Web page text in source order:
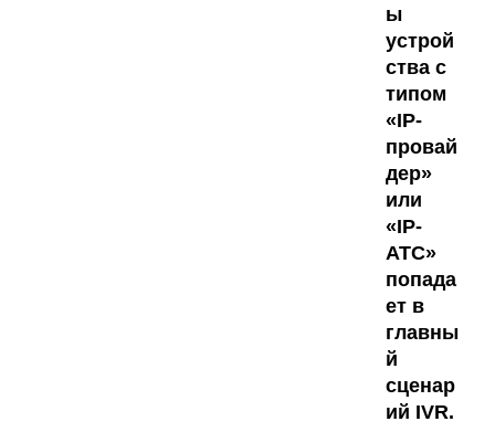
ы
устрой
ства с
типом
«IP-
провай
дер»
или
«IP-
АТС»
попада
ет в
главны
й
сценар
ий IVR.